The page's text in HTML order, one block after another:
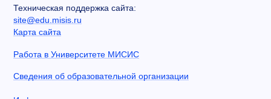
Техническая поддержка сайта:
site@edu.misis.ru
Карта сайта
Работа в Университете МИСИС
Сведения об образовательной организации